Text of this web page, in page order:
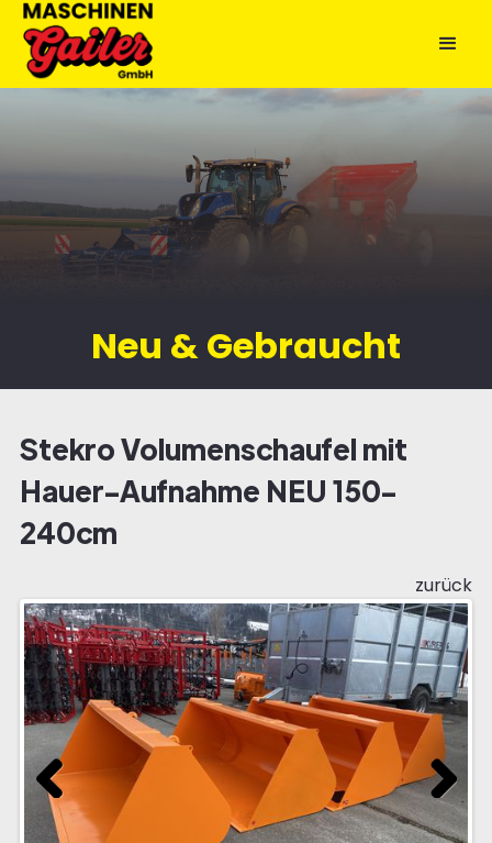
Neu & Gebraucht
Stekro Volumenschaufel mit
Hauer-Aufnahme NEU 150-
240cm
zurück
Previous Next